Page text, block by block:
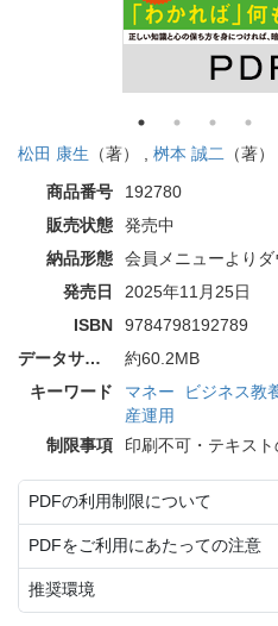
松田 康生 （著） , 桝本 誠二
（著）
商品番号
192780
販売状態
発売中
納品形態
会員メニューよりダ
発売日
2025年11月25日
ISBN
9784798192789
データサイズ
約60.2MB
キーワード
マネー ビジネス教
産運用
制限事項
印刷不可・テキス
PDFの利用制限について
PDFをご利用にあたっての注意
推奨環境